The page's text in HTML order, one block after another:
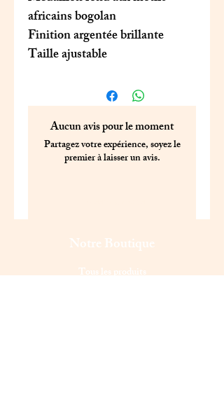
africains bogolan
Finition argentée brillante
Taille ajustable
Aucun avis pour le moment
Partagez votre expérience, soyez le
premier à laisser un avis.
Notre Boutique
Tous les produits